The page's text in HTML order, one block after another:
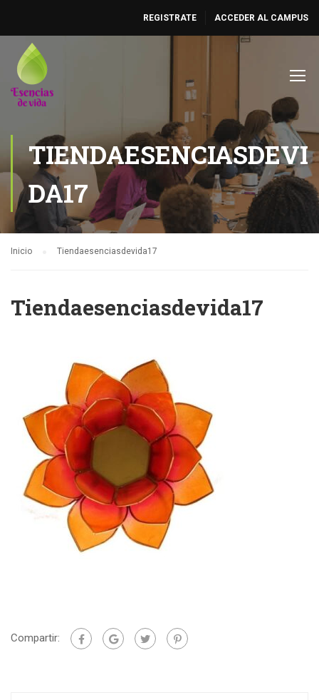
REGISTRATE ACCEDER AL CAMPUS
TIENDAESENCIASDEVI
DA17
Inicio Tiendaesenciasdevida17
Tiendaesenciasdevida17
Compartir: